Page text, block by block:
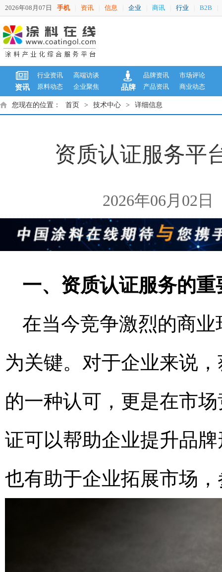
2026年08月07日 手机 资讯 信息 企业 商讯 行业 B2B
资讯
行业资讯
高端访谈
原料动态
企业聚焦 品牌
品牌资讯
市场评论
产品资讯
商业动态
您现在的位置： 首页 > 技术中心 > 详细信息
资质认证服务平
2026年06月02
一、资质认证服务的重
在当今竞争激烈的商
为关键。对于企业来说
的一种认可，更是在市
证可以帮助企业提升品
也有助于企业拓展市场